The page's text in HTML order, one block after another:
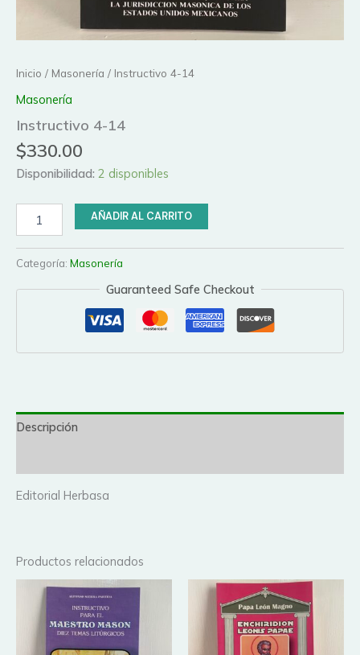
Inicio / Masonería / Instructivo 4-14
Masonería
Instructivo 4-14
$330.00
Disponibilidad: 2 disponibles
cantidad
AÑADIR AL CARRITO
Categoría: Masonería
Guaranteed Safe Checkout
Descripción
Editorial Herbasa
Productos relacionados